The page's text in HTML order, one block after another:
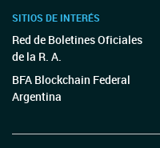
SITIOS DE INTERÉS
Red de Boletines Oficiales
de la R. A.
BFA Blockchain Federal
Argentina